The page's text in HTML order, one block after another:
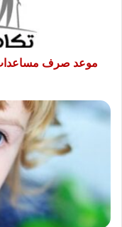
التفاصيل
فوائد
قليلة
الأطباء
من